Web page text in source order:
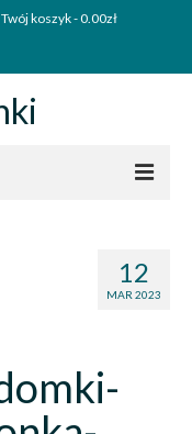
Twój koszyk-0.00zł
12
MAR 2023